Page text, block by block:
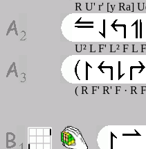
R U' r' [y Ra]
U² L F' L² F L
( R F' R' F · R